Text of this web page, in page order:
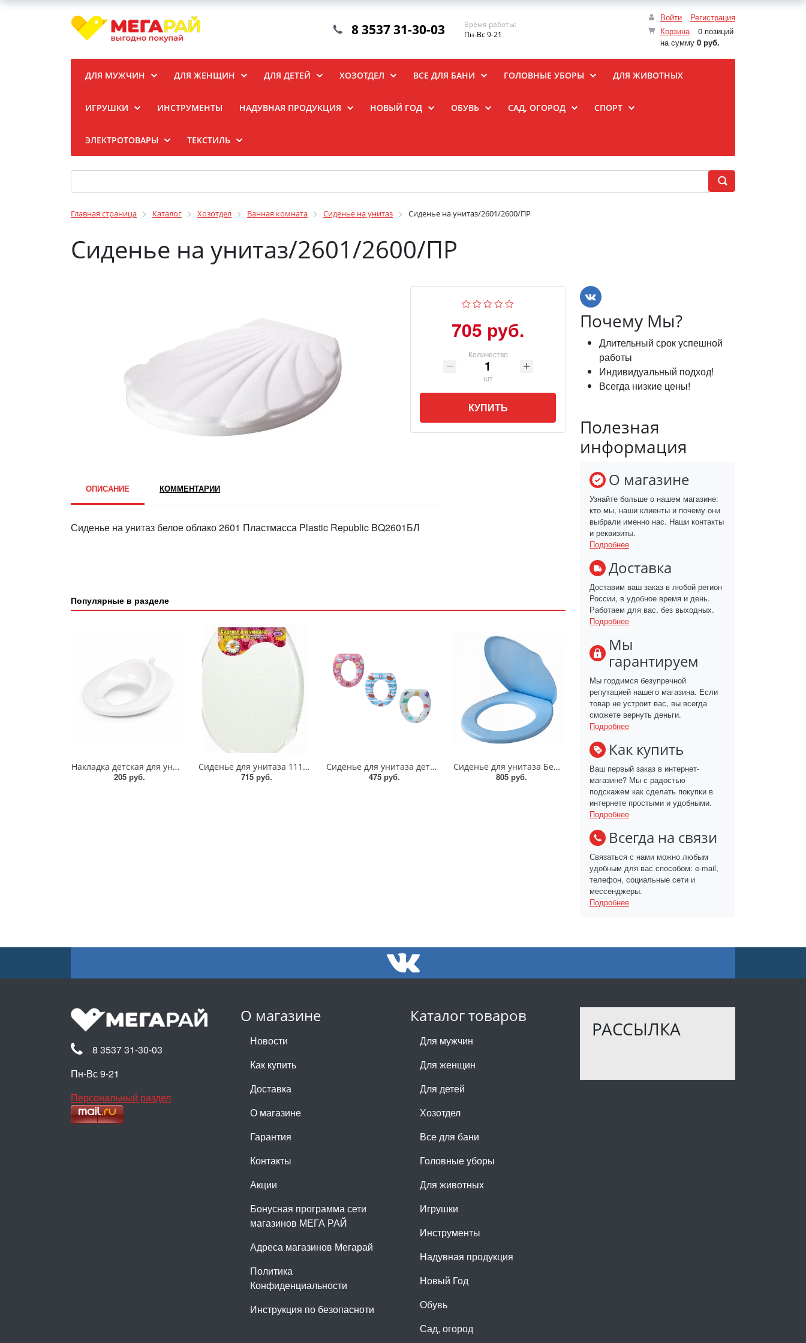
Войти
Регистрация
Корзина
0 позиций
на сумму 0 руб.
8 3537 31-30-03
Время работы:
Пн-Вс 9-21
ДЛЯ МУЖЧИН ДЛЯ ЖЕНЩИН ДЛЯ ДЕТЕЙ ХОЗОТДЕЛ ВСЕ ДЛЯ БАНИ ГОЛОВНЫЕ УБОРЫ ДЛЯ ЖИВОТНЫХ
ИГРУШКИ ИНСТРУМЕНТЫ НАДУВНАЯ ПРОДУКЦИЯ НОВЫЙ ГОД ОБУВЬ САД, ОГОРОД СПОРТ
ЭЛЕКТРОТОВАРЫ ТЕКСТИЛЬ
Главная страница Каталог Хозотдел Ванная комната Сиденье на унитаз Сиденье на унитаз/2601/2600/ПР
Сиденье на унитаз/2601/2600/ПР
705 руб.
Количество
шт
КУПИТЬ
ОПИСАНИЕ КОММЕНТАРИИ
Сиденье на унитаз белое облако 2601 Пластмасса Plastic Republic BQ2601БЛ
Популярные в разделе
Накладка детская для унитаза/1184/8991/Альтернатива
205 руб.
Сиденье для унитаза 1110/Виолет
715 руб.
Сиденье для унитаза детское/571-079
475 руб.
Сиденье для унитаза Беросси 451*370мм/ТДБ
805 руб.
Почему Мы?
Длительный срок успешной
работы
Индивидуальный подход!
Всегда низкие цены!
Полезная
информация
О магазине
Узнайте больше о нашем магазине:
кто мы, наши клиенты и почему они
выбрали именно нас. Наши контакты
и реквизиты.
Подробнее
Доставка
Доставим ваш заказ в любой регион
России, в удобное время и день.
Работаем для вас, без выходных.
Подробнее
Мы
гарантируем
Мы гордимся безупречной
репутацией нашего магазина. Если
товар не устроит вас, вы всегда
сможете вернуть деньги.
Подробнее
Как купить
Ваш первый заказ в интернет-
магазине? Мы с радостью
подскажем как сделать покупки в
интернете простыми и удобными.
Подробнее
Всегда на связи
Связаться с нами можно любым
удобным для вас способом: e-mail,
телефон, социальные сети и
мессенджеры.
Подробнее
О магазине
Новости
Как купить
Доставка
О магазине
Гарантия
Контакты
Акции
Бонусная программа сети
магазинов МЕГА РАЙ
Адреса магазинов Мегарай
Политика
Конфиденциальности
Инструкция по безопасноти
Каталог товаров
Для мужчин
Для женщин
Для детей
Хозотдел
Все для бани
Головные уборы
Для животных
Игрушки
Инструменты
Надувная продукция
Новый Год
Обувь
Сад, огород
РАССЫЛКА
8 3537 31-30-03
Пн-Вс 9-21
Персональный раздел